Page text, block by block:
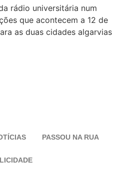
rádio universitária num
que acontecem a 12 de
as duas cidades algarvias
PASSOU NA RUA